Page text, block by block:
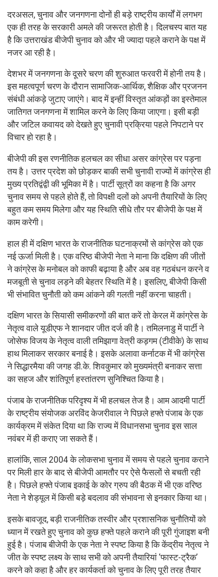
दरअसल, चुनाव और जनगणना दोनों ही बड़े राष्ट्रीय कार्यों में लगभग
एक ही तरह के सरकारी अमले की जरूरत होती है। दिलचस्प बात यह
है कि उत्तराखंड बीजेपी चुनाव को और भी ज्यादा पहले कराने के पक्ष में
नजर आ रही है।
देशभर में जनगणना के दूसरे चरण की शुरुआत फरवरी में होनी तय है।
इस महत्वपूर्ण चरण के दौरान सामाजिक-आर्थिक, शैक्षिक और प्रजनन
संबंधी आंकड़े जुटाए जाएंगे। बाद में इन्हीं विस्तृत आंकड़ों का इस्तेमाल
जातिगत जनगणना में शामिल करने के लिए किया जाएगा। इसी बड़ी
और जटिल कवायद को देखते हुए चुनावी प्रक्रिया पहले निपटाने पर
विचार हो रहा है।
बीजेपी की इस रणनीतिक हलचल का सीधा असर कांग्रेस पर पड़ना
तय है। उत्तर प्रदेश को छोड़कर बाकी सभी चुनावी राज्यों में कांग्रेस ही
मुख्य प्रतिद्वंद्वी की भूमिका में है। पार्टी सूत्रों का कहना है कि अगर
चुनाव समय से पहले होते हैं, तो विपक्षी दलों को अपनी तैयारियों के लिए
बहुत कम समय मिलेगा और यह स्थिति सीधे तौर पर बीजेपी के पक्ष में
काम करेगी।
हाल ही में दक्षिण भारत के राजनीतिक घटनाक्रमों से कांग्रेस को एक
नई ऊर्जा मिली है। एक वरिष्ठ बीजेपी नेता ने माना कि दक्षिण की जीतों
ने कांग्रेस के मनोबल को काफी बढ़ाया है और अब वह गठबंधन करने व
मजबूती से चुनाव लड़ने की बेहतर स्थिति में है। इसलिए, बीजेपी किसी
भी संभावित चुनौती को कम आंकने की गलती नहीं करना चाहती।
दक्षिण भारत के सियासी समीकरणों की बात करें तो केरल में कांग्रेस के
नेतृत्व वाले यूडीएफ ने शानदार जीत दर्ज की है। तमिलनाडु में पार्टी ने
जोसेफ विजय के नेतृत्व वाली तमिझागा वेत्री कड़गम (टीवीके) के साथ
हाथ मिलाकर सरकार बनाई है। इसके अलावा कर्नाटक में भी कांग्रेस
ने सिद्धारमैया की जगह डी.के. शिवकुमार को मुख्यमंत्री बनाकर सत्ता
का सहज और शांतिपूर्ण हस्तांतरण सुनिश्चित किया है।
पंजाब के राजनीतिक परिदृश्य में भी हलचल तेज है। आम आदमी पार्टी
के राष्ट्रीय संयोजक अरविंद केजरीवाल ने पिछले हफ्ते पंजाब के एक
कार्यक्रम में संकेत दिया था कि राज्य में विधानसभा चुनाव इस साल
नवंबर में ही कराए जा सकते हैं।
हालांकि, साल 2004 के लोकसभा चुनाव में समय से पहले चुनाव कराने
पर मिली हार के बाद से बीजेपी आमतौर पर ऐसे फैसलों से बचती रही
है। पिछले हफ्ते पंजाब इकाई के कोर ग्रुप की बैठक में भी एक वरिष्ठ
नेता ने शेड्यूल में किसी बड़े बदलाव की संभावना से इनकार किया था।
इसके बावजूद, बड़ी राजनीतिक तस्वीर और प्रशासनिक चुनौतियों को
ध्यान में रखते हुए चुनाव को कुछ हफ्ते पहले कराने की पूरी गुंजाइश बनी
हुई है। पंजाब बीजेपी के एक नेता ने स्पष्ट किया है कि केंद्रीय नेतृत्व ने
जीत के स्पष्ट लक्ष्य के साथ सभी को अपनी तैयारियां ‘फास्ट-ट्रैक’
करने को कहा है और हर कार्यकर्ता को चुनाव के लिए पूरी तरह तैयार